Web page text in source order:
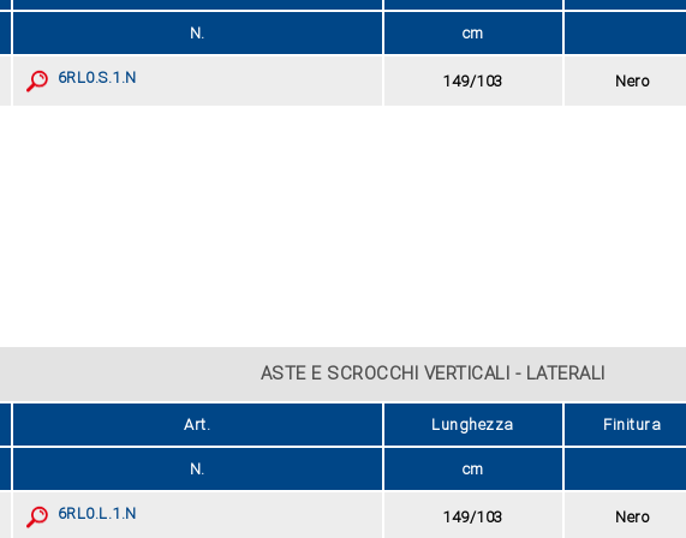
N. cm
6RL0.S.1.N 149/103 Nero
ASTE E SCROCCHI VERTICALI - LATERALI
Art. Lunghezza Finitura
N. cm
6RL0.L.1.N 149/103 Nero